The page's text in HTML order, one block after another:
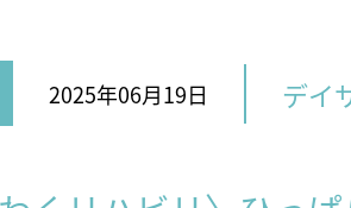
2025年06月19日 デイ